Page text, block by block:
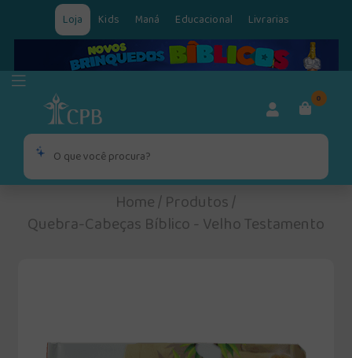
Loja Kids Maná Educacional Livrarias
0
Home/Produtos/
Quebra-Cabeças Bíblico - Velho Testamento